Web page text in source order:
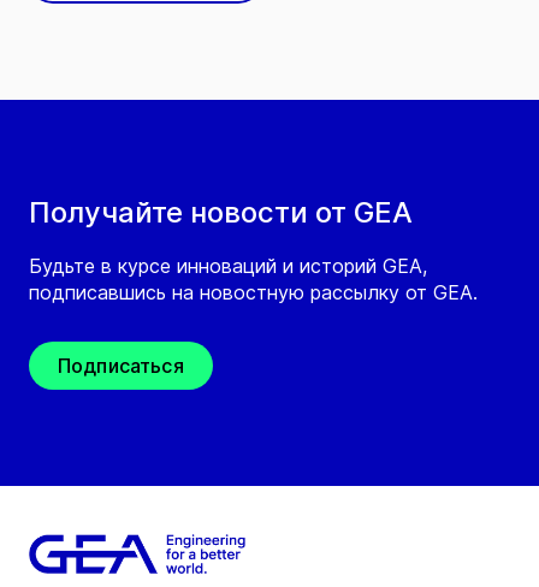
Получайте новости от GEA
Будьте в курсе инноваций и историй GEA,
подписавшись на новостную рассылку от GEA.
Подписаться